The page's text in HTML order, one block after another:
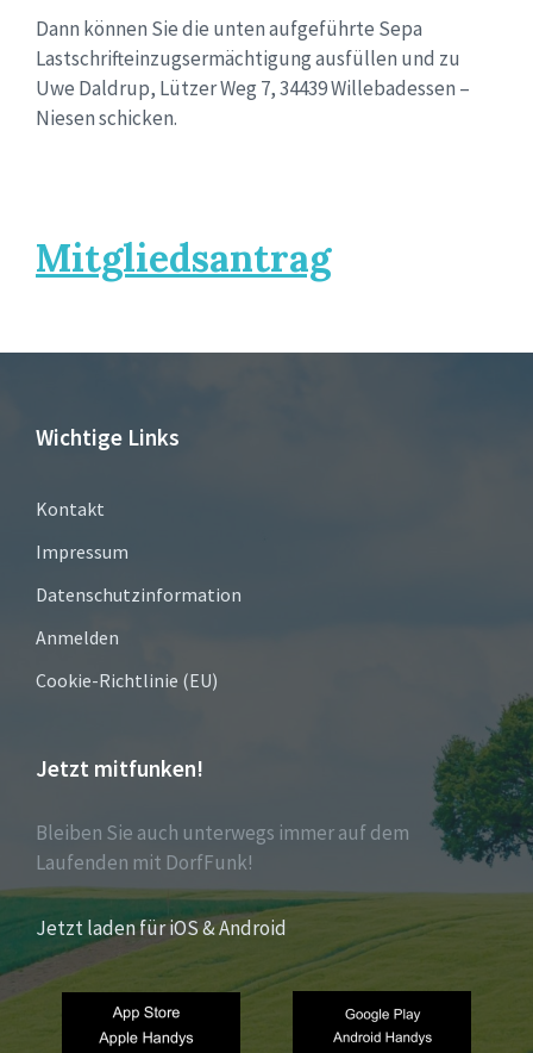
Dann können Sie die unten aufgeführte Sepa
Lastschrifteinzugsermächtigung ausfüllen und zu
Uwe Daldrup, Lützer Weg 7, 34439 Willebadessen –
Niesen schicken.
Mitgliedsantrag
Wichtige Links
Kontakt
Impressum
Datenschutzinformation
Anmelden
Cookie-Richtlinie (EU)
Jetzt mitfunken!
Bleiben Sie auch unterwegs immer auf dem
Laufenden mit DorfFunk!
Jetzt laden für iOS & Android